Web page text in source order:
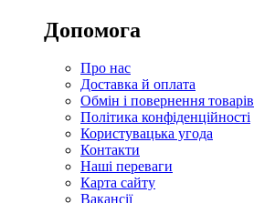
Допомога
Про нас
Доставка й оплата
Обмін і повернення товарів
Політика конфіденційності
Користувацька угода
Контакти
Наші переваги
Карта сайту
Вакансії